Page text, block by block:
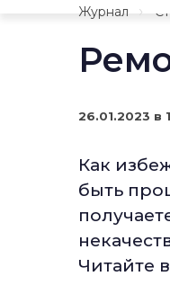
Журнал
26.01.2023 в
Как
быть
Читайте